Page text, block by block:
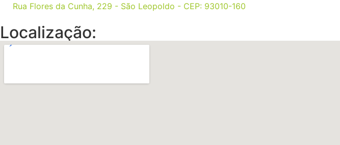
Rua Flores da Cunha, 229 - São Leopoldo - CEP: 93010-160
Localização: